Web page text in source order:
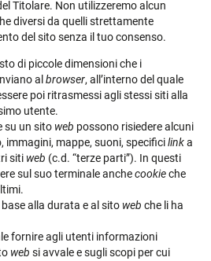
Titolare. Non utilizzeremo alcun
diversi da quelli strettamente
del sito senza il tuo consenso.
di piccole dimensioni che i
al browser, all’interno del quale
poi ritrasmessi agli stessi siti alla
utente.
su un sito web possono risiedere alcuni
immagini, mappe, suoni, specificilinka
siti web (c.d. “terze parti”). In questi
sul suo terminale anchecookieche
alla durata e al sito web che li ha
fornire agli utenti informazioni
web si avvale e sugli scopi per cui